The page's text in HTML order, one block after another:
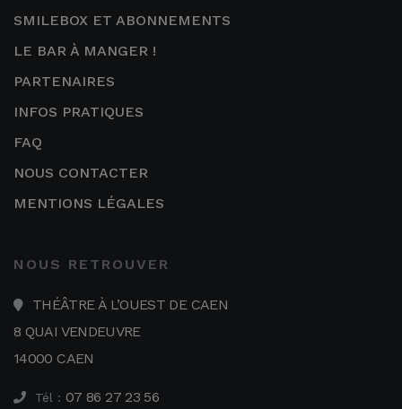
SMILEBOX ET ABONNEMENTS
LE BAR À MANGER !
PARTENAIRES
INFOS PRATIQUES
FAQ
NOUS CONTACTER
MENTIONS LÉGALES
NOUS RETROUVER
THÉÂTRE À L’OUEST DE CAEN
8 QUAI VENDEUVRE
14000 CAEN
Tél : 07 86 27 23 56